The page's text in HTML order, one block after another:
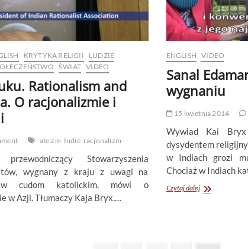
KRYTYKA RELIGII
LUDZIE
ŚWIAT VIDEO
Rationalism and
O racjonalizmie i
ateizm Indie racjonalizm
Stowarzyszenia
wygnany z kraju z uwagi na
cudom katolickim, mówi o
w Azji. Tłumaczy Kaja Bryx.…
ENGLISH VIDEO
Sanal
wygnaniu
15 kwietnia 2014
Wywiad Kai Bryx
dysydentem
w Indiach grozi
Chociaż w Indiach
Czytaj dalejSanal